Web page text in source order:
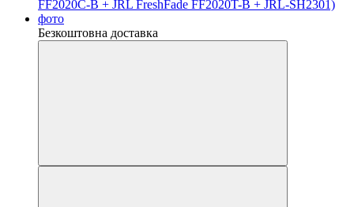
Безкоштовна доставка